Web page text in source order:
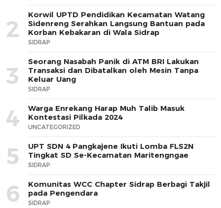
2
Korwil UPTD Pendidikan Kecamatan Watang
Sidenreng Serahkan Langsung Bantuan pada
Korban Kebakaran di Wala Sidrap
SIDRAP
3
Seorang Nasabah Panik di ATM BRI Lakukan
Transaksi dan Dibatalkan oleh Mesin Tanpa
Keluar Uang
SIDRAP
4
Warga Enrekang Harap Muh Talib Masuk
Kontestasi Pilkada 2024
UNCATEGORIZED
5
UPT SDN 4 Pangkajene Ikuti Lomba FLS2N
Tingkat SD Se-Kecamatan Maritengngae
SIDRAP
6
Komunitas WCC Chapter Sidrap Berbagi Takjil
pada Pengendara
SIDRAP